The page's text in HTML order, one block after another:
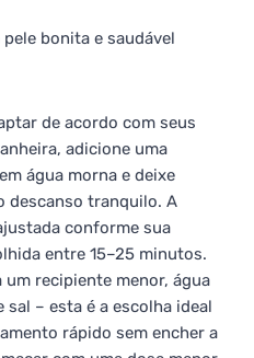
bonita e saudável
de acordo com seus
adicione uma
água morna e deixe
descanso tranquilo. A
conforme sua
entre 15–25 minutos.
um recipiente menor, água
– esta é a escolha ideal
rápido sem encher a